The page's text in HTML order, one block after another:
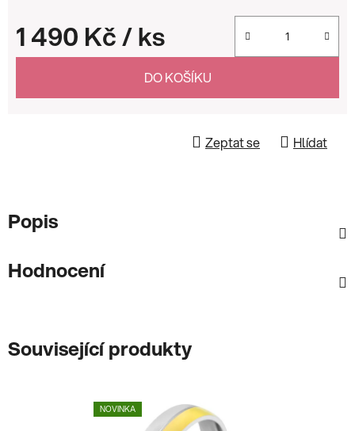
1 490 Kč/ ks
Měrná cena:
DO KOŠÍKU
Zeptat se Hlídat
Popis
Hodnocení
Související produkty
NOVINKA